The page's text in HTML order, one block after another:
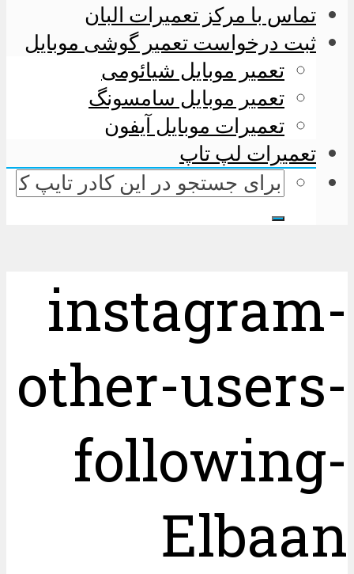
تماس با مرکز تعمیرات البان
ثبت درخواست تعمیر گوشی موبایل
تعمیر موبایل شیائومی
تعمیر موبایل سامسونگ
تعمیرات موبایل آیفون
تعمیرات لپ تاپ
instagram-
other-users-
following-
Elbaan